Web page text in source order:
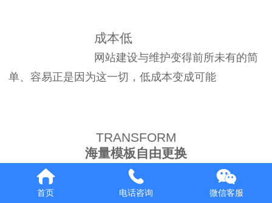
成本低
网站建设与维护变得前所未有的简
单、容易正是因为这一切，低成本变成可能
TRANSFORM
海量模板自由更换
首页 电话咨询 微信客服